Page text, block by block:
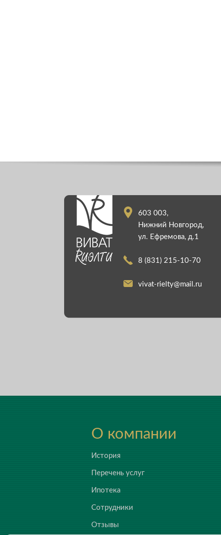
603 003,
Нижний Новгород,
ул. Ефремова, д.1
8 (831) 215-10-70
vivat-rielty@mail.ru
О компании
История
Перечень услуг
Ипотека
Сотрудники
Отзывы